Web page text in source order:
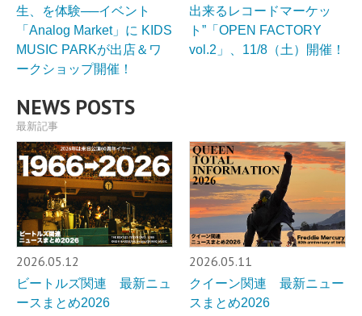
⽣、を体験──イベント
「Analog Market」に KIDS
MUSIC PARKが出店＆ワ
ークショップ開催！
出来るレコードマーケッ
ト”「OPEN FACTORY
vol.2」、11/8（土）開催！
NEWS POSTS
最新記事
2026.05.12
ビートルズ関連 最新ニュ
ースまとめ2026
2026.05.11
クイーン関連 最新ニュー
スまとめ2026